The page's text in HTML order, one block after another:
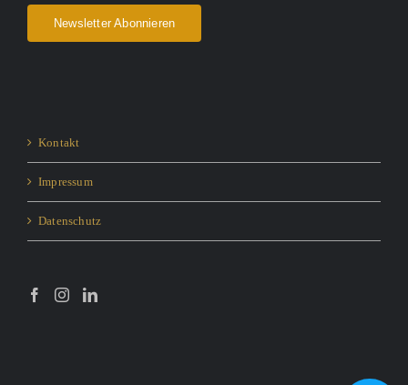
Newsletter Abonnieren
Kontakt
Impressum
Datenschutz